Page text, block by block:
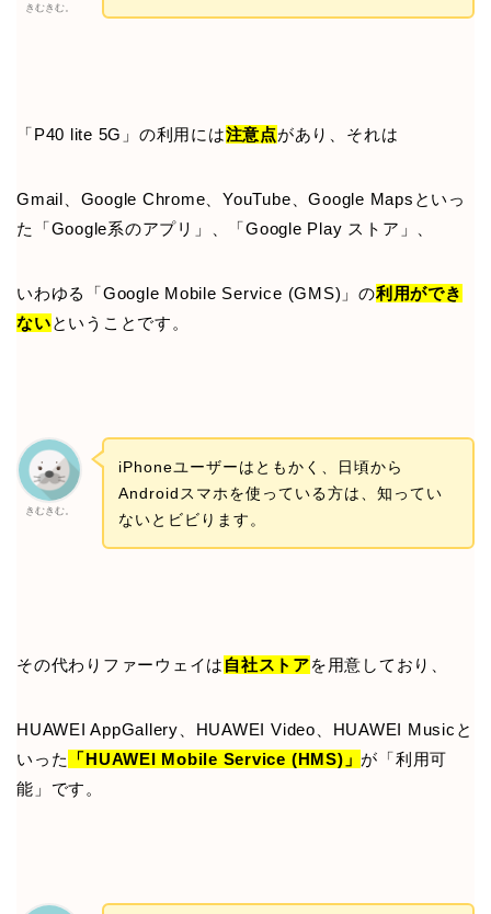
きむきむ。
「P40 lite 5G」の利用には注意点があり、それは
Gmail、Google Chrome、YouTube、Google Mapsといっ
た「Google系のアプリ」、「Google Play ストア」、
いわゆる「Google Mobile Service (GMS)」の利用ができ
ないということです。
きむきむ。
iPhoneユーザーはともかく、日頃から
Androidスマホを使っている方は、知ってい
ないとビビります。
その代わりファーウェイは 自社ストアを用意しており、
HUAWEI AppGallery、HUAWEI Video、HUAWEI Musicと
いった
「HUAWEI Mobile Service (HMS)」 が「利用可
能」です。